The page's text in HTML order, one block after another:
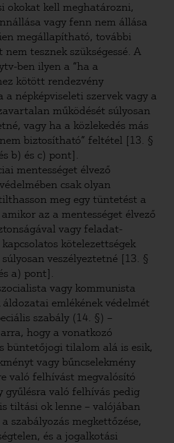
okokat kell meghatározni,
vagy fenn nem állása
megállapítható, további
nem tesznek szükségessé. A
ben ilyen a “ha a
kötött rendezvény
a népképviseleti szervek vagy a
működését súlyosan
vagy ha a közlekedés más
biztosítható” feltétel [13. §
b) és c) pont].
mentességet élvező
csak olyan
meg egy tüntetést a
az a mentességet élvező
vagy feladat-
kötelezettségek
veszélyeztetné [13. §
a) pont].
vagy kommunista
áldozatai emlékének védelmét
szabály (14. §) –
hogy a vonatkozó
büntetőjogi tilalom alá is esik,
vagy bűncselekmény
való felhívást megvalósító
gyűlésra való felhívás pedig
tiltási ok lenne – valójában
szabályozás megkettőzése,
és a jogalkotási